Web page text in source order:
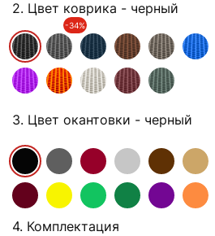
2. Цвет коврика - черный
-34%
3. Цвет окантовки - черный
4. Комплектация